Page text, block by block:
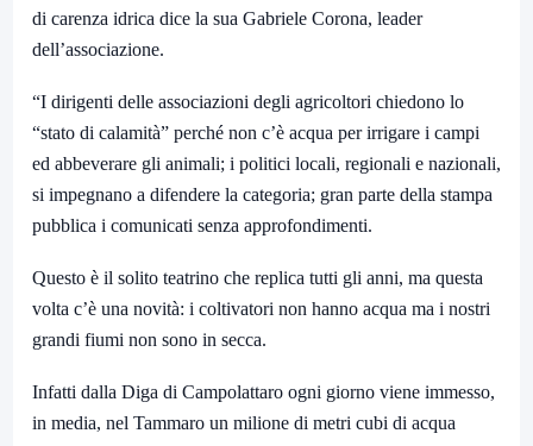
di carenza idrica dice la sua Gabriele Corona, leader
dell’associazione.
“I dirigenti delle associazioni degli agricoltori chiedono lo
“stato di calamità” perché non c’è acqua per irrigare i campi
ed abbeverare gli animali; i politici locali, regionali e nazionali,
si impegnano a difendere la categoria; gran parte della stampa
pubblica i comunicati senza approfondimenti.
Questo è il solito teatrino che replica tutti gli anni, ma questa
volta c’è una novità: i coltivatori non hanno acqua ma i nostri
grandi fiumi non sono in secca.
Infatti dalla Diga di Campolattaro ogni giorno viene immesso,
in media, nel Tammaro un milione di metri cubi di acqua